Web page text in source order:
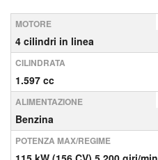
MOTORE
4 cilindri in linea
CILINDRATA
1.597 cc
ALIMENTAZIONE
Benzina
POTENZA MAX/REGIME